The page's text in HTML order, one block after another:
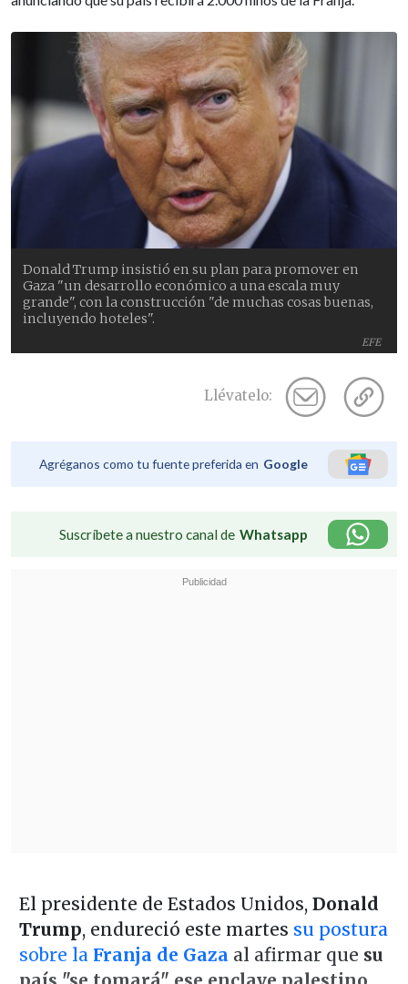
EFE
Donald Trump insistió en su plan para promover en
Gaza "un desarrollo económico a una escala muy
grande", con la construcción "de muchas cosas buenas,
incluyendo hoteles".
Llévatelo:
Agréganos como tu fuente preferida en Google
Suscríbete a nuestro canal de Whatsapp
El presidente de Estados Unidos, Donald
Trump, endureció este martes su postura
sobre la Franja de Gaza al afirmar que su